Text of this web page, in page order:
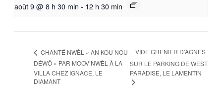
août 9 @ 8 h 30 min - 12 h 30 min
CHANTÉ NWÈL « AN KOU NOU
DÉWÔ » PAR MOOV’NWÈL À LA
VILLA CHEZ IGNACE, LE
DIAMANT
VIDE GRENIER D’AGNÈS
SUR LE PARKING DE WEST
PARADISE, LE LAMENTIN